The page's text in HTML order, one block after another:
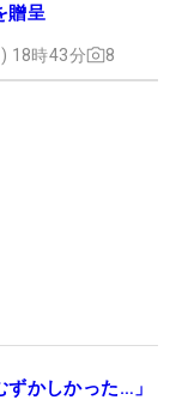
贈呈
18時43分 8
ずかしかった…」